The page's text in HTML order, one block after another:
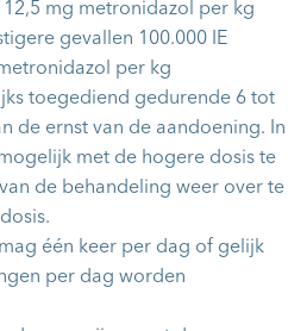
12,5 mg metronidazol per kg
gevallen 100.000 IE
per kg
toegediend gedurende 6 tot
de ernst van de aandoening. In
met de hogere dosis te
de behandeling weer over te
één keer per dag of gelijk
per dag worden